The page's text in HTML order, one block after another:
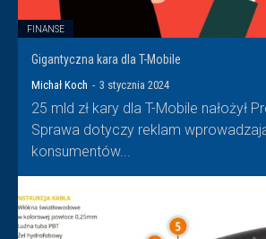
FINANSE
Gigantyczna kara dla T-Mobile
Michał Koch - 3 stycznia 2024
25 mld zł kary dla T-Mobile nałożył
Sprawa dotyczy reklam
konsumentów...